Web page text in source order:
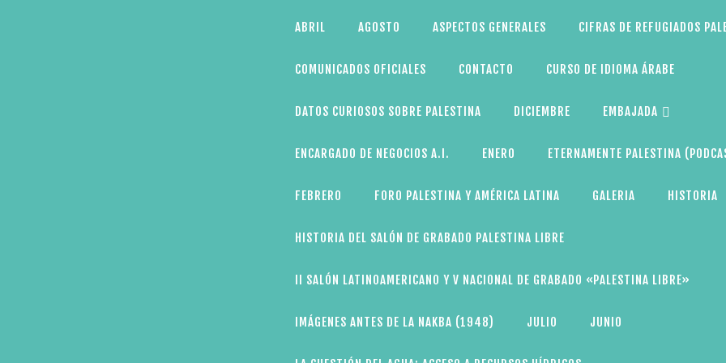
ABRIL AGOSTO ASPECTOS GENERALES CIFRAS DE REFUGIADOS
COMUNICADOS OFICIALES CONTACTO CURSO DE IDIOMA ÁRABE
DATOS CURIOSOS SOBRE PALESTINA DICIEMBRE EMBAJADA
ENCARGADO DE NEGOCIOS A.I. ENERO ETERNAMENTE PALESTINA
FEBRERO FORO PALESTINA Y AMÉRICA LATINA GALERIA HISTORIA
HISTORIA DEL SALÓN DE GRABADO PALESTINA LIBRE
II SALÓN LATINOAMERICANO Y V NACIONAL DE GRABADO «PALESTINA LIBRE»
IMÁGENES ANTES DE LA NAKBA (1948) JULIO JUNIO